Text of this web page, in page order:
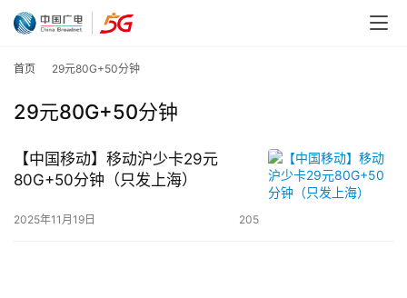
首页 29元80G+50分钟
29元80G+50分钟
【中国移动】移动沪少卡29元
80G+50分钟（只发上海）
2025年11月19日 205